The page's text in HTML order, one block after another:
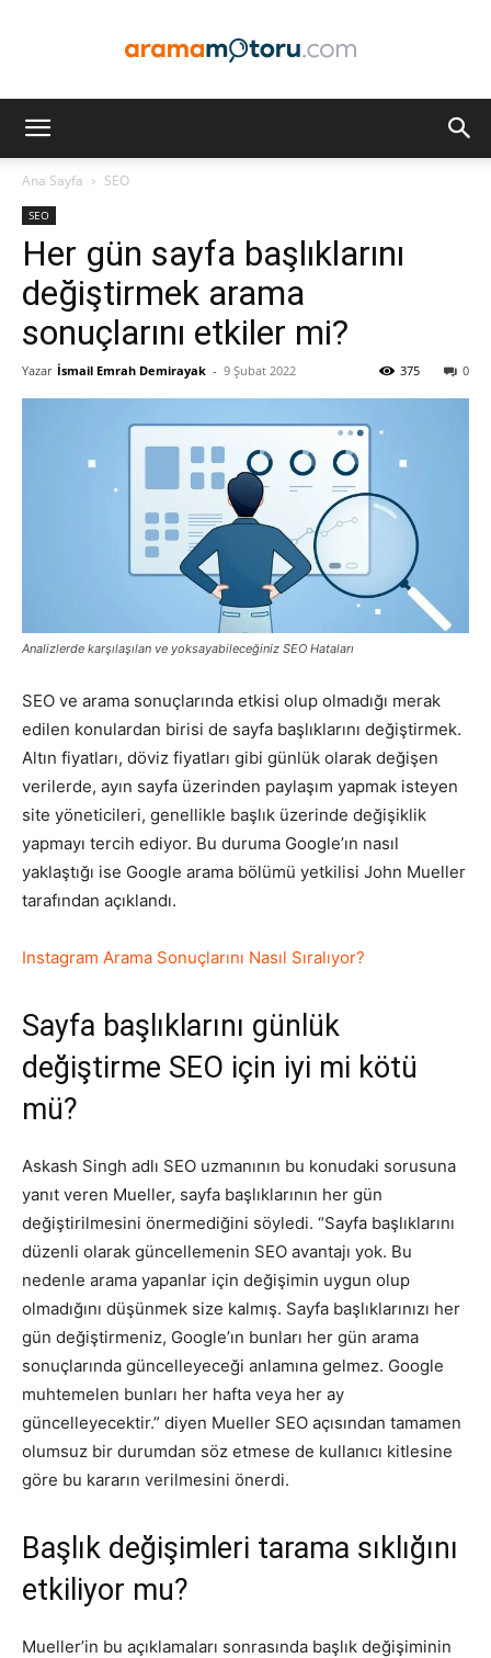
Optimizasyonu
ve
Pazarlaması
–
SEO,
SEM,
Tasarım,
Ana Sayfa SEO
SEO
Her gün sayfa başlıklarını
değiştirmek arama
sonuçlarını etkiler mi?
Yazar İsmail Emrah Demirayak - 9 Şubat 2022 0
375
Analizlerde karşılaşılan ve yoksayabileceğiniz SEO Hataları
SEO ve arama sonuçlarında etkisi olup olmadığı merak
edilen konulardan birisi de sayfa başlıklarını değiştirmek.
Altın fiyatları, döviz fiyatları gibi günlük olarak değişen
verilerde, ayın sayfa üzerinden paylaşım yapmak isteyen
site yöneticileri, genellikle başlık üzerinde değişiklik
yapmayı tercih ediyor. Bu duruma Google’ın nasıl
yaklaştığı ise Google arama bölümü yetkilisi John Mueller
tarafından açıklandı.
Instagram Arama Sonuçlarını Nasıl Sıralıyor?
Sayfa başlıklarını günlük
değiştirme SEO için iyi mi kötü
mü?
Askash Singh adlı SEO uzmanının bu konudaki sorusuna
yanıt veren Mueller, sayfa başlıklarının her gün
değiştirilmesini önermediğini söyledi. “Sayfa başlıklarını
düzenli olarak güncellemenin SEO avantajı yok. Bu
nedenle arama yapanlar için değişimin uygun olup
olmadığını düşünmek size kalmış. Sayfa başlıklarınızı her
gün değiştirmeniz, Google’ın bunları her gün arama
sonuçlarında güncelleyeceği anlamına gelmez. Google
muhtemelen bunları her hafta veya her ay
güncelleyecektir.” diyen Mueller SEO açısından tamamen
olumsuz bir durumdan söz etmese de kullanıcı kitlesine
göre bu kararın verilmesini önerdi.
Başlık değişimleri tarama sıklığını
etkiliyor mu?
Mueller’in bu açıklamaları sonrasında başlık değişiminin